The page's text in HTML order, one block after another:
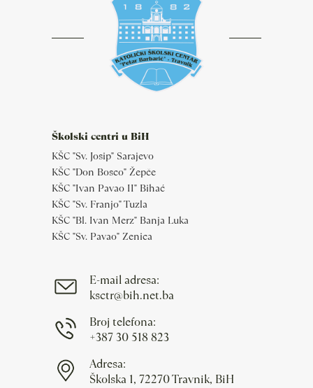
Školski centri u BiH
KŠC "Sv. Josip" Sarajevo
KŠC "Don Bosco" Žepče
KŠC "Ivan Pavao II" Bihać
KŠC "Sv. Franjo" Tuzla
KŠC "Bl. Ivan Merz" Banja Luka
KŠC "Sv. Pavao" Zenica
E-mail adresa:
ksctr@bih.net.ba
Broj telefona:
+387 30 518 823
Adresa:
Školska 1, 72270 Travnik, BiH